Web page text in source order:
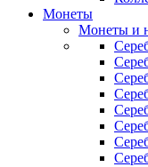
Монеты
Монеты и